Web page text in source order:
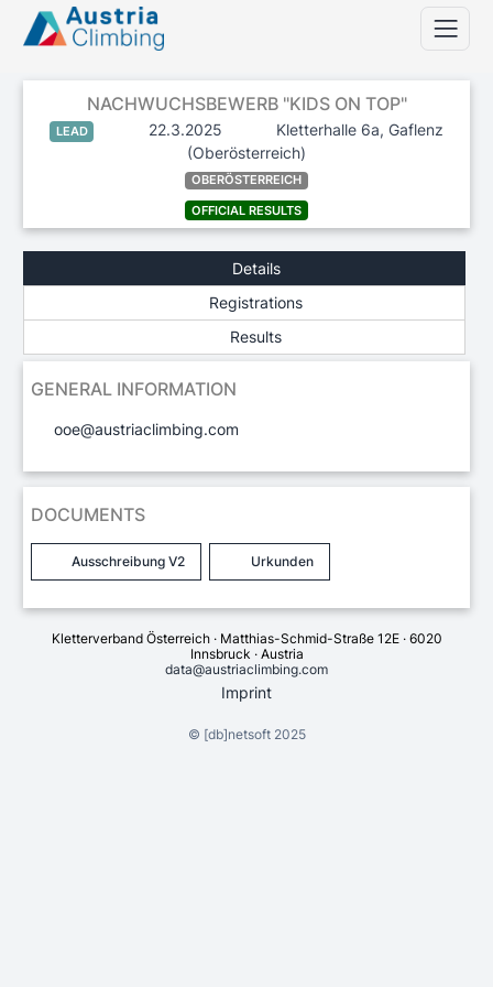
NACHWUCHSBEWERB "KIDS ON TOP"
LEAD 22.3.2025
Kletterhalle 6a, Gaflenz
(Oberösterreich)
OBERÖSTERREICH
OFFICIAL RESULTS
Details
Registrations
Results
GENERAL INFORMATION
ooe@austriaclimbing.com
DOCUMENTS
Ausschreibung V2 Urkunden
Kletterverband Österreich · Matthias-Schmid-Straße 12E · 6020
Innsbruck · Austria
data@austriaclimbing.com
Imprint
© [db]netsoft2025